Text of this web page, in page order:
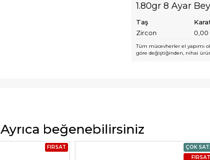
1.80gr 8 Ayar
Taş
Zircon
0,00
Tüm mücevherler el yapımı
göre değiştiğinden, nihai
Ayrıca beğenebilirsiniz
FIRSAT
ÇOK
FIRSAT